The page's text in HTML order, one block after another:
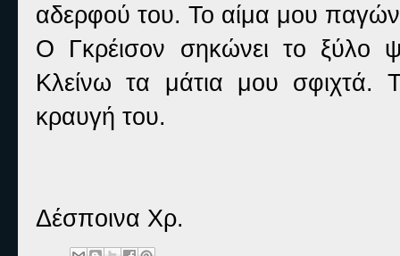
αδερφού του. Το αίμα μου
Ο Γκρέισον σηκώνει το ξύλο
Κλείνω τα μάτια μου σφιχτά.
κραυγή του.
Δέσποινα Χρ.